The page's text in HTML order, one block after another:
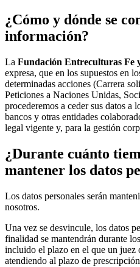
¿Cómo y dónde se
información?
La Fundación Entreculturas Fe
expresa, que en los supuestos en
determinadas acciones (Carrera
Peticiones a Naciones Unidas,
procederemos a ceder sus datos a
bancos y otras entidades
legal vigente y, para la gestión
¿Durante cuánto
mantener los datos
Los datos personales serán
nosotros.
Una vez se desvincule, los datos
finalidad se mantendrán durante
incluido el plazo en el que un juez
atendiendo al plazo de